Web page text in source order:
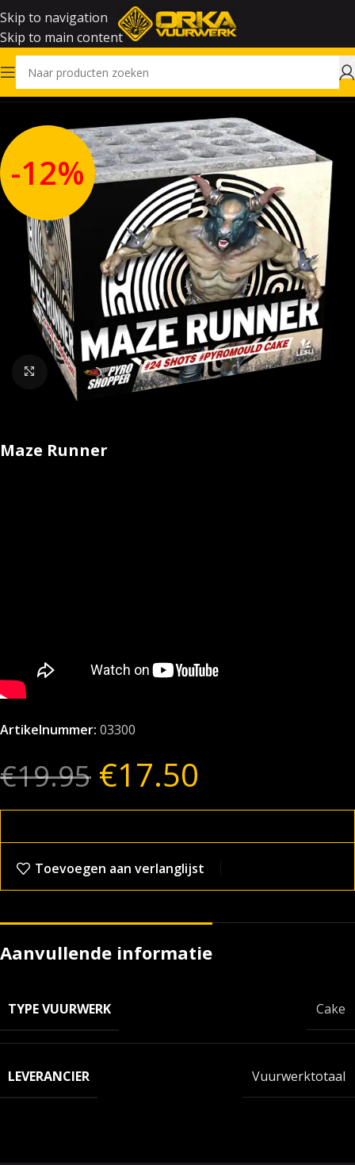
Skip to navigation
Skip to main content
Home Vuurwerk
-12%
Klik om te vergroten
Maze Runner
Artikelnummer: 03300
€19.95 €17.50
Toevoegen aan verlanglijst
Aanvullende informatie
TYPE VUURWERK Cake
LEVERANCIER Vuurwerktotaal